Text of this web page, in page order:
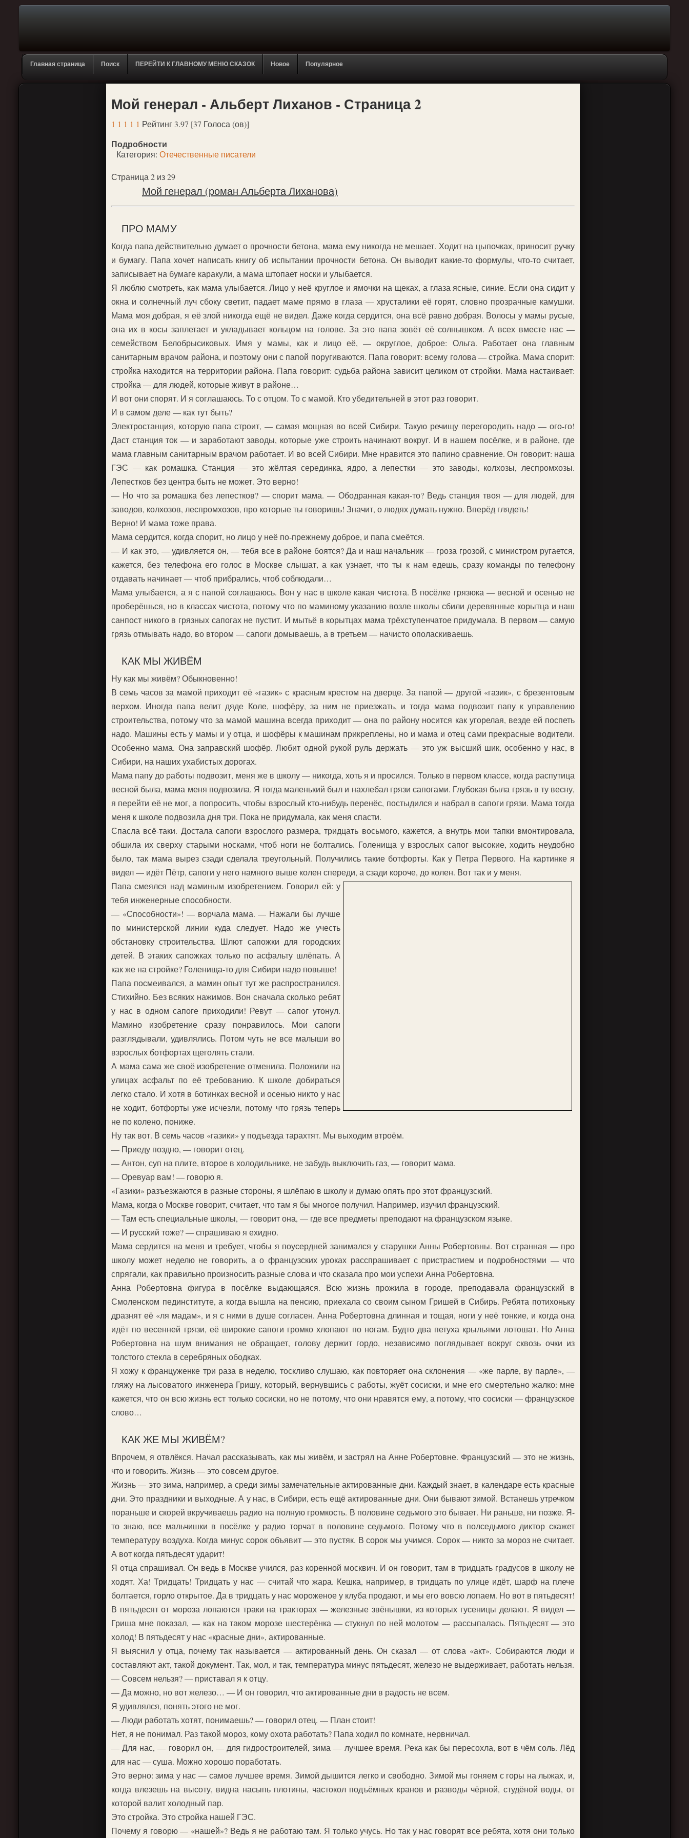
Главная страница Поиск ПЕРЕЙТИ К ГЛАВНОМУ МЕНЮ СКАЗОК Новое Популярное
Мой генерал - Альберт Лиханов - Страница 2
1 1 1 1 1 Рейтинг 3.97 [37 Голоса (ов)]
Подробности
Категория: Отечественные писатели
Страница 2 из 29
Мой генерал (роман Альберта Лиханова)
ПРО МАМУ
Когда папа действительно думает о прочности бетона, мама ему никогда не мешает. Ходит на цыпочках, приносит ручку
и бумагу. Папа хочет написать книгу об испытании прочности бетона. Он выводит какие-то формулы, что-то считает,
записывает на бумаге каракули, а мама штопает носки и улыбается.
Я люблю смотреть, как мама улыбается. Лицо у неё круглое и ямочки на щеках, а глаза ясные, синие. Если она сидит у
окна и солнечный луч сбоку светит, падает маме прямо в глаза — хрусталики её горят, словно прозрачные камушки.
Мама моя добрая, я её злой никогда ещё не видел. Даже когда сердится, она всё равно добрая. Волосы у мамы русые,
она их в косы заплетает и укладывает кольцом на голове. За это папа зовёт её солнышком. А всех вместе нас —
семейством Белобрысиковых. Имя у мамы, как и лицо её, — округлое, доброе: Ольга. Работает она главным
санитарным врачом района, и поэтому они с папой поругиваются. Папа говорит: всему голова — стройка. Мама спорит:
стройка находится на территории района. Папа говорит: судьба района зависит целиком от стройки. Мама настаивает:
стройка — для людей, которые живут в районе…
И вот они спорят. И я соглашаюсь. То с отцом. То с мамой. Кто убедительней в этот раз говорит.
И в самом деле — как тут быть?
Электростанция, которую папа строит, — самая мощная во всей Сибири. Такую речищу перегородить надо — ого-го!
Даст станция ток — и заработают заводы, которые уже строить начинают вокруг. И в нашем посёлке, и в районе, где
мама главным санитарным врачом работает. И во всей Сибири. Мне нравится это папино сравнение. Он говорит: наша
ГЭС — как ромашка. Станция — это жёлтая серединка, ядро, а лепестки — это заводы, колхозы, леспромхозы.
Лепестков без центра быть не может. Это верно!
— Но что за ромашка без лепестков? — спорит мама. — Ободранная какая-то? Ведь станция твоя — для людей, для
заводов, колхозов, леспромхозов, про которые ты говоришь! Значит, о людях думать нужно. Вперёд глядеть!
Верно! И мама тоже права.
Мама сердится, когда спорит, но лицо у неё по-прежнему доброе, и папа смеётся.
— И как это, — удивляется он, — тебя все в районе боятся? Да и наш начальник — гроза грозой, с министром ругается,
кажется, без телефона его голос в Москве слышат, а как узнает, что ты к нам едешь, сразу команды по телефону
отдавать начинает — чтоб прибрались, чтоб соблюдали…
Мама улыбается, а я с папой соглашаюсь. Вон у нас в школе какая чистота. В посёлке грязюка — весной и осенью не
проберёшься, но в классах чистота, потому что по маминому указанию возле школы сбили деревянные корытца и наш
санпост никого в грязных сапогах не пустит. И мытьё в корытцах мама трёхступенчатое придумала. В первом — самую
грязь отмывать надо, во втором — сапоги домываешь, а в третьем — начисто ополаскиваешь.
КАК МЫ ЖИВЁМ
Ну как мы живём? Обыкновенно!
В семь часов за мамой приходит её «газик» с красным крестом на дверце. За папой — другой «газик», с брезентовым
верхом. Иногда папа велит дяде Коле, шофёру, за ним не приезжать, и тогда мама подвозит папу к управлению
строительства, потому что за мамой машина всегда приходит — она по району носится как угорелая, везде ей поспеть
надо. Машины есть у мамы и у отца, и шофёры к машинам прикреплены, но и мама и отец сами прекрасные водители.
Особенно мама. Она заправский шофёр. Любит одной рукой руль держать — это уж высший шик, особенно у нас, в
Сибири, на наших ухабистых дорогах.
Мама папу до работы подвозит, меня же в школу — никогда, хоть я и просился. Только в первом классе, когда распутица
весной была, мама меня подвозила. Я тогда маленький был и нахлебал грязи сапогами. Глубокая была грязь в ту весну,
я перейти её не мог, а попросить, чтобы взрослый кто-нибудь перенёс, постыдился и набрал в сапоги грязи. Мама тогда
меня к школе подвозила дня три. Пока не придумала, как меня спасти.
Спасла всё-таки. Достала сапоги взрослого размера, тридцать восьмого, кажется, а внутрь мои тапки вмонтировала,
обшила их сверху старыми носками, чтоб ноги не болтались. Голенища у взрослых сапог высокие, ходить неудобно
было, так мама вырез сзади сделала треугольный. Получились такие ботфорты. Как у Петра Первого. На картинке я
видел — идёт Пётр, сапоги у него намного выше колен спереди, а сзади короче, до колен. Вот так и у меня.
Папа смеялся над маминым изобретением. Говорил ей: у
тебя инженерные способности.
— «Способности»! — ворчала мама. — Нажали бы лучше
по министерской линии куда следует. Надо же учесть
обстановку строительства. Шлют сапожки для городских
детей. В этаких сапожках только по асфальту шлёпать. А
как же на стройке? Голенища-то для Сибири надо повыше!
Папа посмеивался, а мамин опыт тут же распространился.
Стихийно. Без всяких нажимов. Вон сначала сколько ребят
у нас в одном сапоге приходили! Ревут — сапог утонул.
Мамино изобретение сразу понравилось. Мои сапоги
разглядывали, удивлялись. Потом чуть не все малыши во
взрослых ботфортах щеголять стали.
А мама сама же своё изобретение отменила. Положили на
улицах асфальт по её требованию. К школе добираться
легко стало. И хотя в ботинках весной и осенью никто у нас
не ходит, ботфорты уже исчезли, потому что грязь теперь
не по колено, пониже.
Ну так вот. В семь часов «газики» у подъезда тарахтят. Мы выходим втроём.
— Приеду поздно, — говорит отец.
— Антон, суп на плите, второе в холодильнике, не забудь выключить газ, — говорит мама.
— Оревуар вам! — говорю я.
«Газики» разъезжаются в разные стороны, я шлёпаю в школу и думаю опять про этот французский.
Мама, когда о Москве говорит, считает, что там я бы многое получил. Например, изучил французский.
— Там есть специальные школы, — говорит она, — где все предметы преподают на французском языке.
— И русский тоже? — спрашиваю я ехидно.
Мама сердится на меня и требует, чтобы я поусердней занимался у старушки Анны Робертовны. Вот странная — про
школу может неделю не говорить, а о французских уроках расспрашивает с пристрастием и подробностями — что
спрягали, как правильно произносить разные слова и что сказала про мои успехи Анна Робертовна.
Анна Робертовна фигура в посёлке выдающаяся. Всю жизнь прожила в городе, преподавала французский в
Смоленском пединституте, а когда вышла на пенсию, приехала со своим сыном Гришей в Сибирь. Ребята потихоньку
дразнят её «ля мадам», и я с ними в душе согласен. Анна Робертовна длинная и тощая, ноги у неё тонкие, и когда она
идёт по весенней грязи, её широкие сапоги громко хлопают по ногам. Будто два петуха крыльями лотошат. Но Анна
Робертовна на шум внимания не обращает, голову держит гордо, независимо поглядывает вокруг сквозь очки из
толстого стекла в серебряных ободках.
Я хожу к француженке три раза в неделю, тоскливо слушаю, как повторяет она склонения — «же парле, ву парле», —
гляжу на лысоватого инженера Гришу, который, вернувшись с работы, жуёт сосиски, и мне его смертельно жалко: мне
кажется, что он всю жизнь ест только сосиски, но не потому, что они нравятся ему, а потому, что сосиски — французское
слово…
КАК ЖЕ МЫ ЖИВЁМ?
Впрочем, я отвлёкся. Начал рассказывать, как мы живём, и застрял на Анне Робертовне. Французский — это не жизнь,
что и говорить. Жизнь — это совсем другое.
Жизнь — это зима, например, а среди зимы замечательные актированные дни. Каждый знает, в календаре есть красные
дни. Это праздники и выходные. А у нас, в Сибири, есть ещё актированные дни. Они бывают зимой. Встанешь утречком
пораньше и скорей вкручиваешь радио на полную громкость. В половине седьмого это бывает. Ни раньше, ни позже. Я-
то знаю, все мальчишки в посёлке у радио торчат в половине седьмого. Потому что в полседьмого диктор скажет
температуру воздуха. Когда минус сорок объявит — это пустяк. В сорок мы учимся. Сорок — никто за мороз не считает.
А вот когда пятьдесят ударит!
Я отца спрашивал. Он ведь в Москве учился, раз коренной москвич. И он говорит, там в тридцать градусов в школу не
ходят. Ха! Тридцать! Тридцать у нас — считай что жара. Кешка, например, в тридцать по улице идёт, шарф на плече
болтается, горло открытое. Да в тридцать у нас мороженое у клуба продают, и мы его вовсю лопаем. Но вот в пятьдесят!
В пятьдесят от мороза лопаются траки на тракторах — железные звёнышки, из которых гусеницы делают. Я видел —
Гриша мне показал, — как на таком морозе шестерёнка — стукнул по ней молотом — рассыпалась. Пятьдесят — это
холод! В пятьдесят у нас «красные дни», актированные.
Я выяснил у отца, почему так называется — актированный день. Он сказал — от слова «акт». Собираются люди и
составляют акт, такой документ. Так, мол, и так, температура минус пятьдесят, железо не выдерживает, работать нельзя.
— Совсем нельзя? — приставал я к отцу.
— Да можно, но вот железо… — И он говорил, что актированные дни в радость не всем.
Я удивлялся, понять этого не мог.
— Люди работать хотят, понимаешь? — говорил отец. — План стоит!
Нет, я не понимал. Раз такой мороз, кому охота работать? Папа ходил по комнате, нервничал.
— Для нас, — говорил он, — для гидростроителей, зима — лучшее время. Река как бы пересохла, вот в чём соль. Лёд
для нас — суша. Можно хорошо поработать.
Это верно: зима у нас — самое лучшее время. Зимой дышится легко и свободно. Зимой мы гоняем с горы на лыжах, и,
когда влезешь на высоту, видна насыпь плотины, частокол подъёмных кранов и разводы чёрной, студёной воды, от
которой валит холодный пар.
Это стройка. Это стройка нашей ГЭС.
Почему я говорю — «нашей»? Ведь я не работаю там. Я только учусь. Но так у нас говорят все ребята, хотя они только